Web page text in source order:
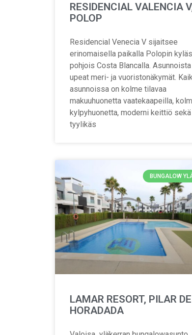
RESIDENCIAL VALENCIA
POLOP
Residencial Venecia V sijaitsee
erinomaisella paikalla Polopin
pohjois Costa Blancalla. Asunnoista
upeat meri- ja vuoristonäkymät.
asunnoissa on kolme tilavaa
makuuhuonetta vaatekaapeilla,
kylpyhuonetta, moderni keittiö sekä
tyylikäs
BUNGALOW
LAMAR RESORT, PILAR
HORADADA